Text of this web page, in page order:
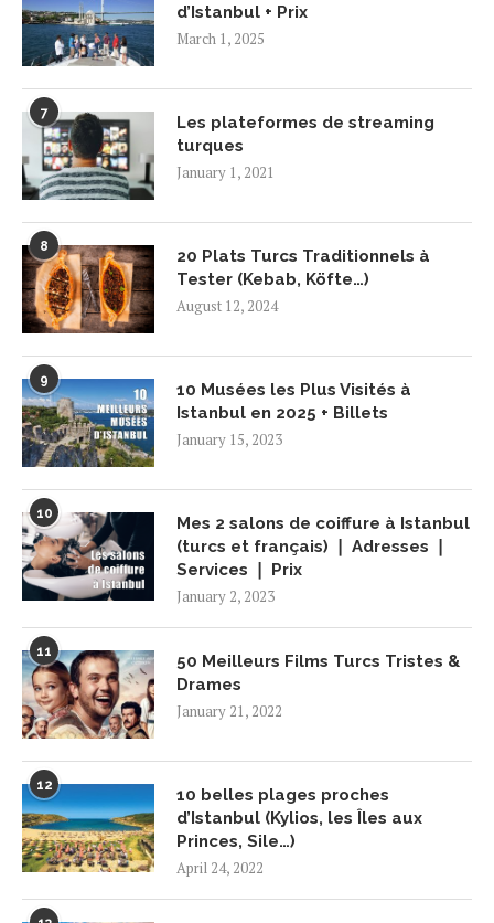
d’Istanbul + Prix
March 1, 2025
7
Les plateformes de streaming
turques
January 1, 2021
8
20 Plats Turcs Traditionnels à
Tester (Kebab, Köfte…)
August 12, 2024
9
10 Musées les Plus Visités à
Istanbul en 2025 + Billets
January 15, 2023
10
Mes 2 salons de coiffure à Istanbul
(turcs et français) ❘ Adresses ❘
Services ❘ Prix
January 2, 2023
11
50 Meilleurs Films Turcs Tristes &
Drames
January 21, 2022
12
10 belles plages proches
d’Istanbul (Kylios, les Îles aux
Princes, Sile…)
April 24, 2022